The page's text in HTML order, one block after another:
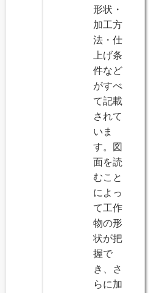
形状・
加工方
法・仕
上げ条
件など
がすべ
て記載
されて
いま
す。図
面を読
むこと
によっ
て工作
物の形
状が把
握で
き、さ
らに加